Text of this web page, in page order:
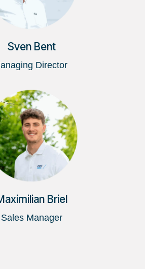
Sven Bent
Director
Briel
Sales Manager